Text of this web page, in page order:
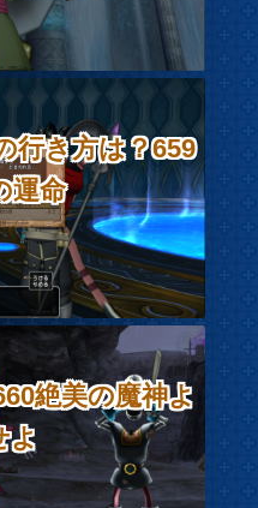
行き方は？659
運命
絶美の魔神よ
よ